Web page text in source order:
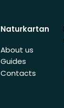
Naturkartan
About us
Guides
Contacts